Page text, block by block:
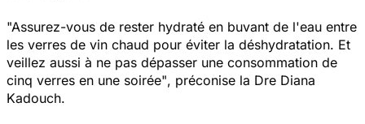
"Assurez-vous de rester hydraté en buvant de l'eau entre
les verres de vin chaud pour éviter la déshydratation. Et
veillez aussi à ne pas dépasser une consommation de
cinq verres en une soirée", préconise la Dre Diana
Kadouch.